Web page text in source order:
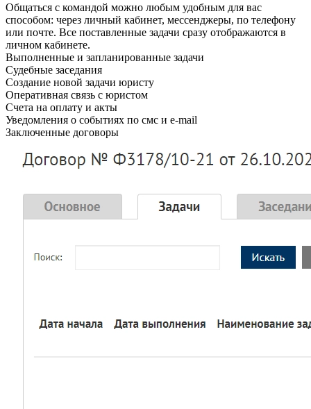
Общаться с командой можно любым удобным для вас
способом: через личный кабинет, мессенджеры, по телефону
или почте. Все поставленные задачи сразу отображаются в
личном кабинете.
Выполненные и запланированные задачи
Судебные заседания
Создание новой задачи юристу
Оперативная связь с юристом
Счета на оплату и акты
Уведомления о событиях по смс и e-mail
Заключенные договоры